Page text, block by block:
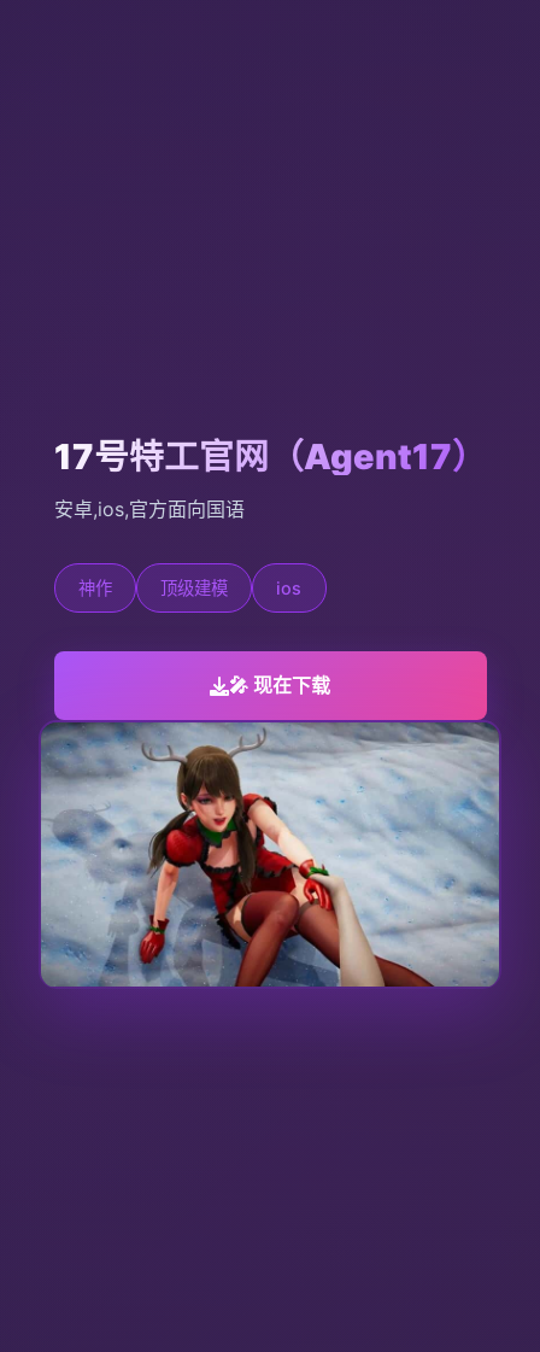
17号特工官网（Agent17）
安卓,ios,官方面向国语
神作 顶级建模 ios
🎤 现在下载